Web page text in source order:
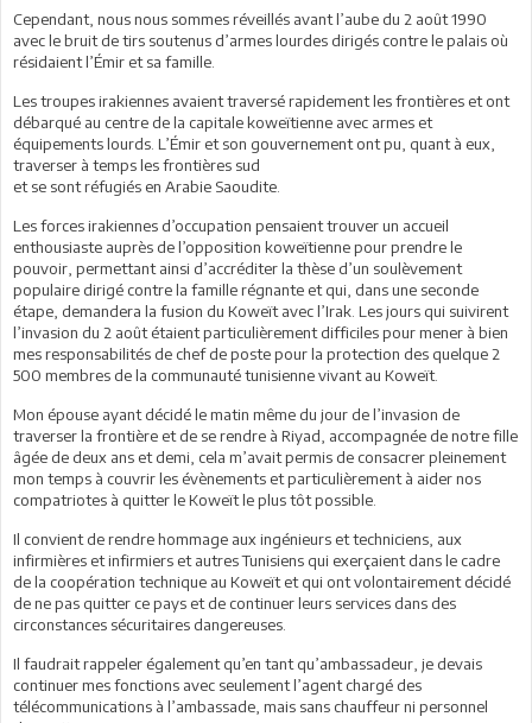
Cependant, nous nous sommes réveillés avant l’aube du 2 août 1990
avec le bruit de tirs soutenus d’armes lourdes dirigés contre le palais où
résidaient l’Émir et sa famille.
Les troupes irakiennes avaient traversé rapidement les frontières et ont
débarqué au centre de la capitale koweïtienne avec armes et
équipements lourds. L’Émir et son gouvernement ont pu, quant à eux,
traverser à temps les frontières sud
et se sont réfugiés en Arabie Saoudite.
Les forces irakiennes d’occupation pensaient trouver un accueil
enthousiaste auprès de l’opposition koweïtienne pour prendre le
pouvoir, permettant ainsi d’accréditer la thèse d’un soulèvement
populaire dirigé contre la famille régnante et qui, dans une seconde
étape, demandera la fusion du Koweït avec l’Irak. Les jours qui suivirent
l’invasion du 2 août étaient particulièrement difficiles pour mener à bien
mes responsabilités de chef de poste pour la protection des quelque 2
500 membres de la communauté tunisienne vivant au Koweït.
Mon épouse ayant décidé le matin même du jour de l’invasion de
traverser la frontière et de se rendre à Riyad, accompagnée de notre fille
âgée de deux ans et demi, cela m’avait permis de consacrer pleinement
mon temps à couvrir les évènements et particulièrement à aider nos
compatriotes à quitter le Koweït le plus tôt possible.
Il convient de rendre hommage aux ingénieurs et techniciens, aux
infirmières et infirmiers et autres Tunisiens qui exerçaient dans le cadre
de la coopération technique au Koweït et qui ont volontairement décidé
de ne pas quitter ce pays et de continuer leurs services dans des
circonstances sécuritaires dangereuses.
Il faudrait rappeler également qu’en tant qu’ambassadeur, je devais
continuer mes fonctions avec seulement l’agent chargé des
télécommunications à l’ambassade, mais sans chauffeur ni personnel